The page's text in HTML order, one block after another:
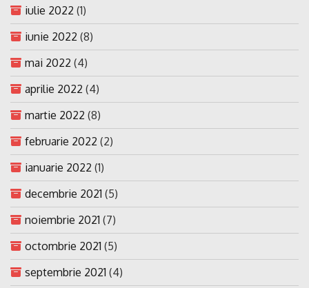
iulie 2022 (1)
iunie 2022 (8)
mai 2022 (4)
aprilie 2022 (4)
martie 2022 (8)
februarie 2022 (2)
ianuarie 2022 (1)
decembrie 2021 (5)
noiembrie 2021 (7)
octombrie 2021 (5)
septembrie 2021 (4)